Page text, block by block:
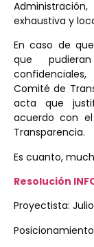
exhaustiva y
En caso de
que
Comité de
acta que
acuerdo con
Transparencia.
Es cuanto,
Resolución
Proyectista: